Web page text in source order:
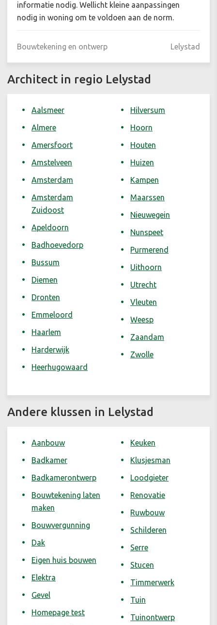
informatie nodig. Wellicht kleine aanpassingen
nodig in woning om te voldoen aan de norm.
Bouwtekening en ontwerp Lelystad
Architect in regio Lelystad
Aalsmeer
Almere
Amersfoort
Amstelveen
Amsterdam
Amsterdam
Zuidoost
Apeldoorn
Badhoevedorp
Bussum
Diemen
Dronten
Emmeloord
Haarlem
Harderwijk
Heerhugowaard
Hilversum
Hoorn
Houten
Huizen
Kampen
Maarssen
Nieuwegein
Nunspeet
Purmerend
Uithoorn
Utrecht
Vleuten
Weesp
Zaandam
Zwolle
Andere klussen in Lelystad
Aanbouw
Badkamer
Badkamerontwerp
Bouwtekening laten
maken
Bouwvergunning
Dak
Eigen huis bouwen
Elektra
Gevel
Homepage test
Keuken
Klusjesman
Loodgieter
Renovatie
Ruwbouw
Schilderen
Serre
Stucen
Timmerwerk
Tuin
Tuinontwerp